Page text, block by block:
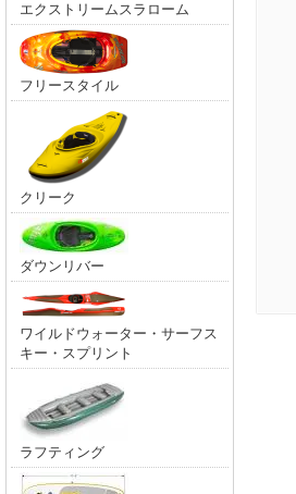
エクストリームスラローム
フリースタイル
クリーク
ダウンリバー
ワイルドウォーター・サーフス
キー・スプリント
ラフティング